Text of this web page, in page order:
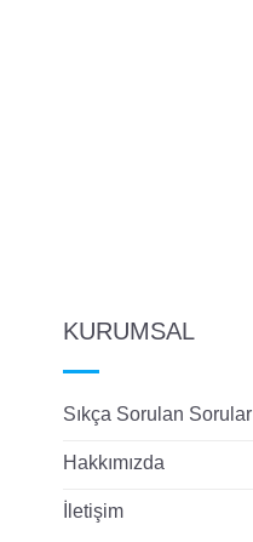
KURUMSAL
Sıkça Sorulan Sorular
Hakkımızda
İletişim